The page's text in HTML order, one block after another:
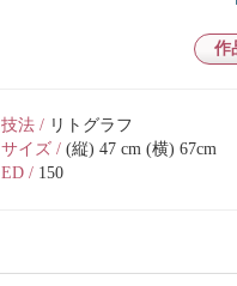
作
技法 / リトグラフ
サイズ / (縦) 47 cm (横) 67cm
ED / 150